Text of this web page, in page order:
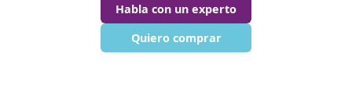
Habla con un experto
Quiero comprar